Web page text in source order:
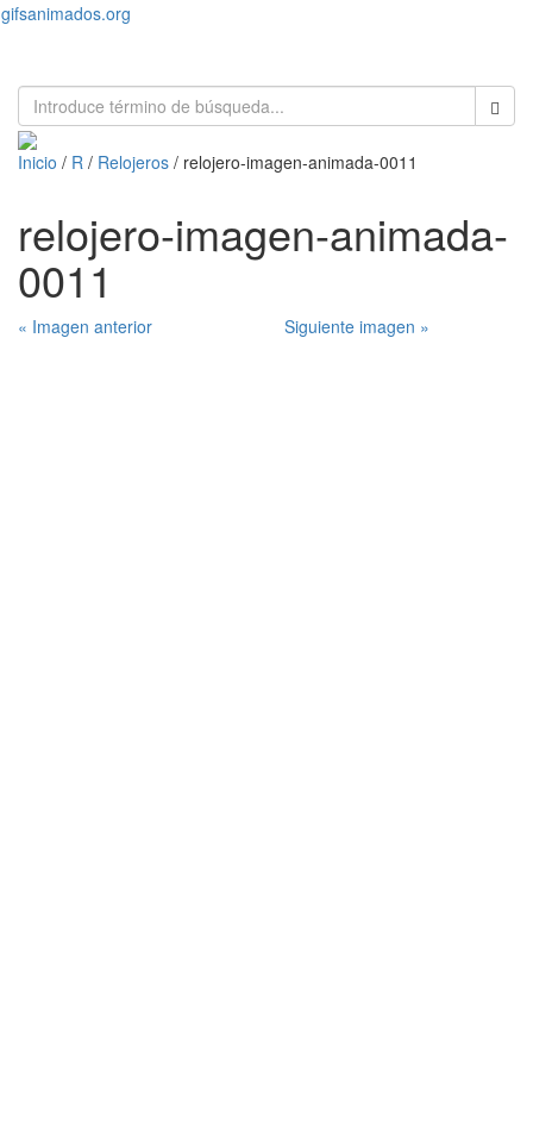
gifsanimados.org
Inicio / R / Relojeros / relojero-imagen-animada-0011
relojero-imagen-animada-
0011
« Imagen anterior Siguiente imagen »